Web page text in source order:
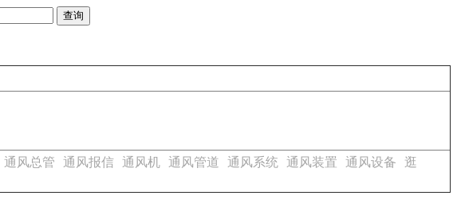
通风总管 通风报信 通风机 通风管道 通风系统 通风装置 通风设备
逛